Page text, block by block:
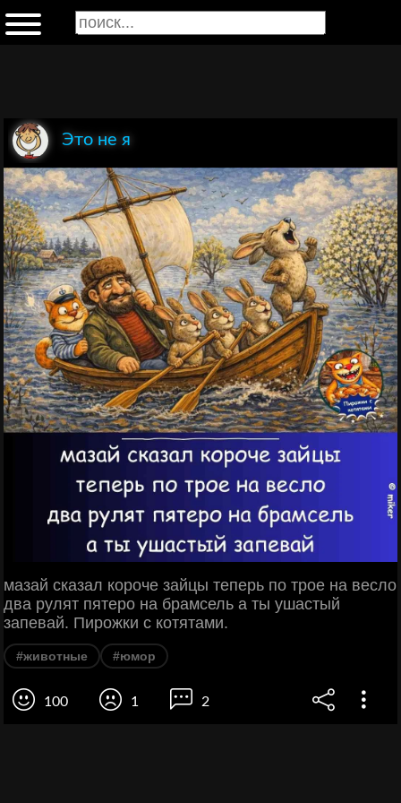
Это не я
мазай сказал короче зайцы теперь по трое на весло
два рулят пятеро на брамсель а ты ушастый
запевай. Пирожки с котятами.
#животные #юмор
100 1 2